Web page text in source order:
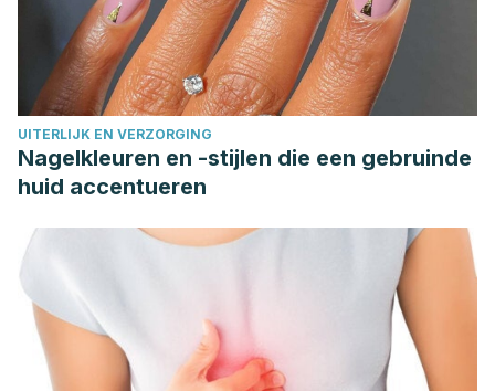
UITERLIJK EN VERZORGING
Nagelkleuren en -stijlen die een gebruinde
huid accentueren